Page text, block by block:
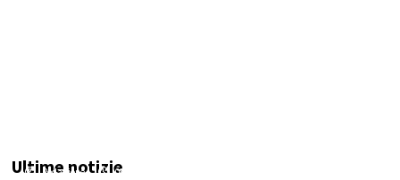
Ultime notizie
Redazione 08/08/2026